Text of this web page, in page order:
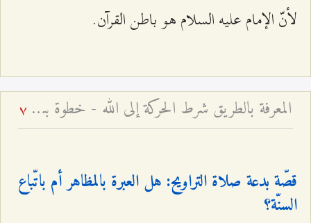
لأنّ الإمام عليه السلام هو باطن القرآن.
المعرفة بالطريق شرط الحركة إلى الله - خطوة بيقين خير من ألف خطوة بشك 7
قصّة بدعة صلاة التراويح: هل العبرة بالمظاهر أم باتّباع
السنّة؟